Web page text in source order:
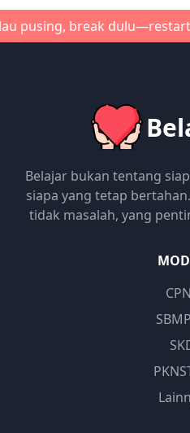
break dulu—restart
Belajar bukan tentang
siapa yang tetap
tidak masalah, yang